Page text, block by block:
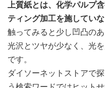
上質紙とは、化学パルプ
ティング加工を施してい
触ってみると少し凹凸の
光沢とツヤが少なく、光
です。
ダイソーネットストアで